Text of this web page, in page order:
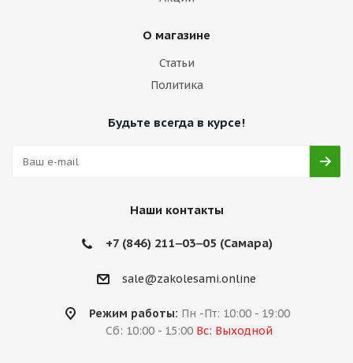
О магазине
Статьи
Политика
Будьте всегда в курсе!
Наши контакты
+7 (846) 211‒03‒05 (Самара)
sale@zakolesami.online
Режим работы: Пн -Пт: 10:00 - 19:00
Сб: 10:00 - 15:00 Вс: Выходной